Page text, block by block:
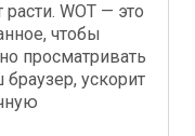
WOT — это
чтобы
просматривать
ускорит